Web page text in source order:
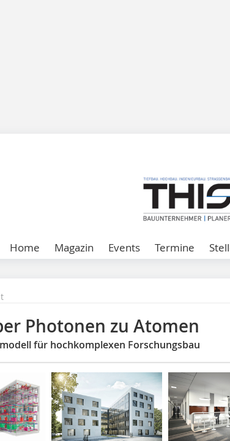
Home Magazin Events Termine
Photonen zu Atomen
für hochkomplexen Forschungsbau